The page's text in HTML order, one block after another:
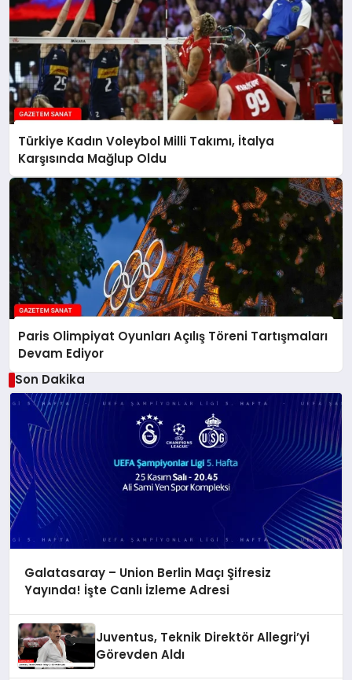
Türkiye Kadın Voleybol Milli Takımı, İtalya
Karşısında Mağlup Oldu
Paris Olimpiyat Oyunları Açılış Töreni Tartışmaları
Devam Ediyor
Son Dakika
Galatasaray – Union Berlin Maçı Şifresiz
Yayında! İşte Canlı İzleme Adresi
Juventus, Teknik Direktör Allegri’yi
Görevden Aldı